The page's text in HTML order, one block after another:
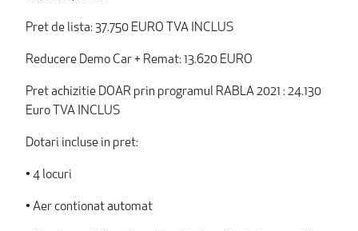
Pret de lista: 37.750 EURO TVA INCLUS
Reducere Demo Car + Remat: 13.620 EURO
Pret achizitie DOAR prin programul RABLA 2021 : 24.130
Euro TVA INCLUS
Dotari incluse in pret:
• 4 locuri
• Aer contionat automat